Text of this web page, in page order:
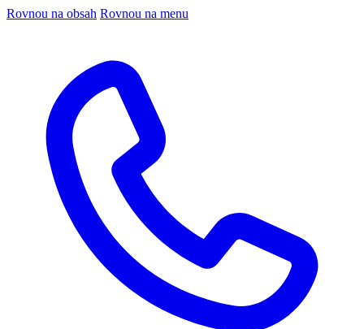
Rovnou na obsah Rovnou na menu